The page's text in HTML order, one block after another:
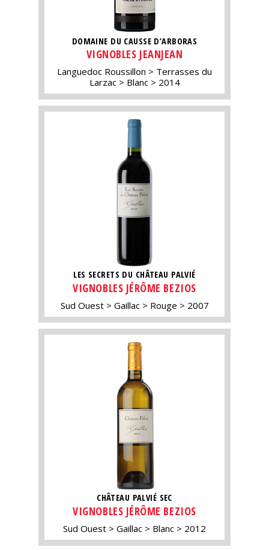
DOMAINE DU CAUSSE D’ARBORAS
VIGNOBLES JEANJEAN
Languedoc Roussillon
Terrasses du
Larzac
Blanc 2014
LES SECRETS DU CHÂTEAU PALVIÉ
VIGNOBLES JÉRÔME BEZIOS
Sud Ouest Gaillac Rouge 2007
CHÂTEAU PALVIÉ SEC
VIGNOBLES JÉRÔME BEZIOS
Sud Ouest Gaillac Blanc 2012